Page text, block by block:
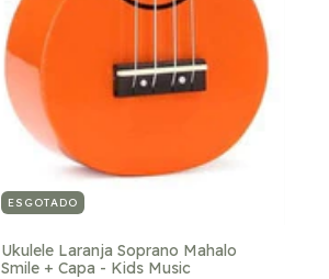
ESGOTADO
Ukulele Laranja Soprano Mahalo
Smile + Capa - Kids Music